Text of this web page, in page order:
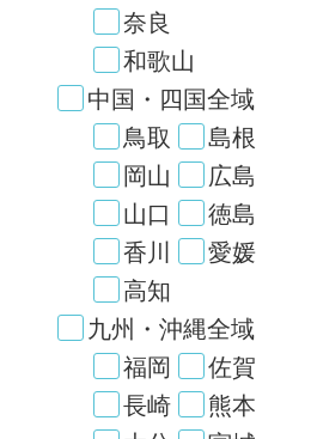
奈良
和歌山
中国・四国全域
鳥取
島根
岡山
広島
山口
徳島
香川
愛媛
高知
九州・沖縄全域
福岡
佐賀
長崎
熊本